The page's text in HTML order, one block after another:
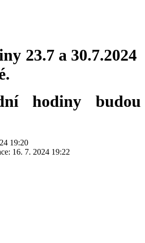
23.7 a 30.7.2024
hodiny budou
19:20
16. 7. 2024 19:22